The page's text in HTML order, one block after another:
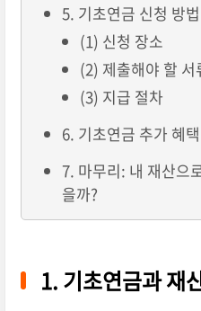
5. 기초연금 신청 방법
(1) 신청 장소
(2) 제출해야 할 서
(3) 지급 절차
6. 기초연금 추가 혜택
7. 마무리: 내 재산으
을까?
1. 기초연금과 재